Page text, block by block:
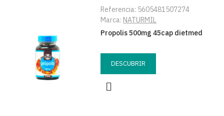
Referencia: 5605481507274
Marca: NATURMIL
Propolis 500mg 45cap dietmed
DESCUBRIR